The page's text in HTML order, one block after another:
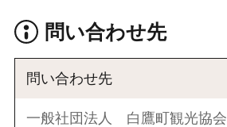
問い合わせ先
問い合わせ先
一般社団法人 白鷹町観光協会